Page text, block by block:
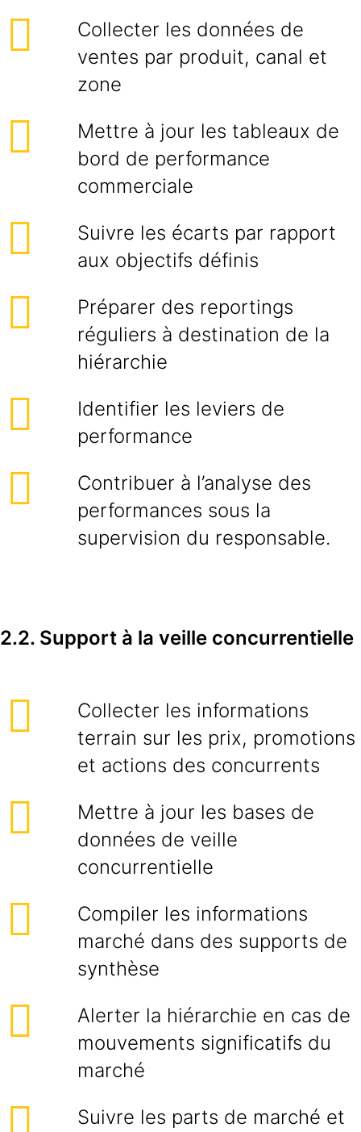
Collecter les données de
ventes par produit, canal et
zone
Mettre à jour les tableaux de
bord de performance
commerciale
Suivre les écarts par rapport
aux objectifs définis
Préparer des reportings
réguliers à destination de la
hiérarchie
Identifier les leviers de
performance
Contribuer à l’analyse des
performances sous la
supervision du responsable.
2.2. Support à la veille concurrentielle
Collecter les informations
terrain sur les prix, promotions
et actions des concurrents
Mettre à jour les bases de
données de veille
concurrentielle
Compiler les informations
marché dans des supports de
synthèse
Alerter la hiérarchie en cas de
mouvements significatifs du
marché
Suivre les parts de marché et